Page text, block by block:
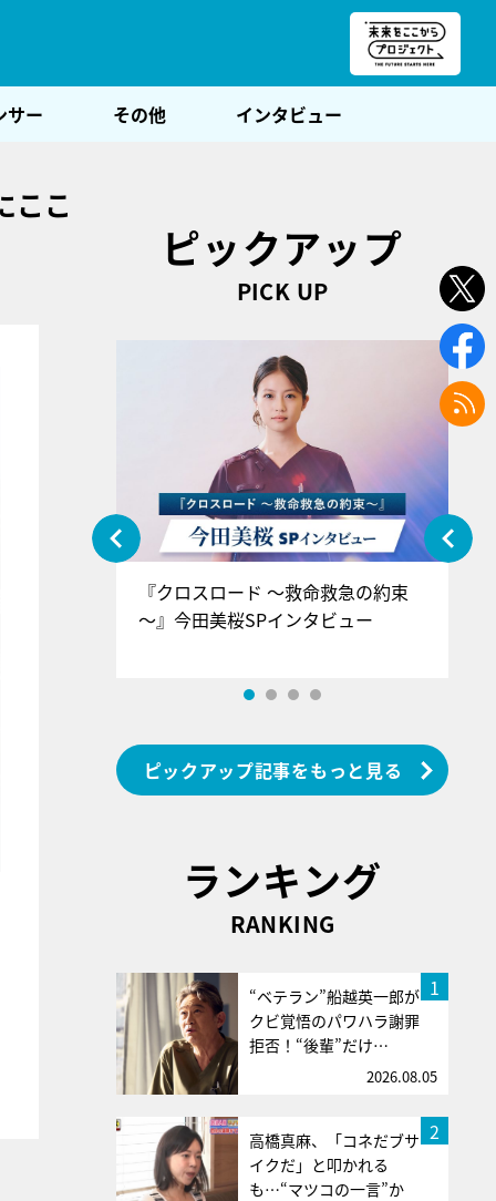
サー その他 インタビュー
ここ
ピックアップ
PICK UP
』＝LOV
インタ
『クロスロード ～救命救急の約束
～』今田美桜SPインタビュー
ピックアップ記事をもっと見る
ランキング
RANKING
1
“ベテラン”船越英一郎が
クビ覚悟のパワハラ謝罪
拒否！“後輩”だけ…
2026.08.05
2
高橋真麻、「コネだブサ
イクだ」と叩かれる
も…“マツコの一言”か